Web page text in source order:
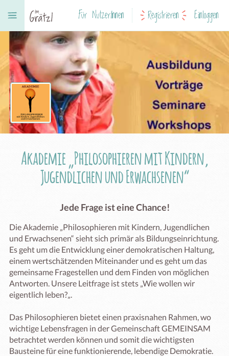
Für NutzerInnen Registrieren Einloggen
Akademie „Philosophieren mit Kindern,
Jugendlichen und Erwachsenen“
Jede Frage ist eine Chance!
Die Akademie „Philosophieren mit Kindern, Jugendlichen
und Erwachsenen“ sieht sich primär als Bildungseinrichtung.
Es geht um die Entwicklung einer demokratischen Haltung,
einem wertschätzenden Miteinander und es geht um das
gemeinsame Fragestellen und dem Finden von möglichen
Antworten. Unsere Leitfrage ist stets „Wie wollen wir
eigentlich leben?„.
Das Philosophieren bietet einen praxisnahen Rahmen, wo
wichtige Lebensfragen in der Gemeinschaft GEMEINSAM
betrachtet werden können und somit die wichtigsten
Bausteine für eine funktionierende, lebendige Demokratie.